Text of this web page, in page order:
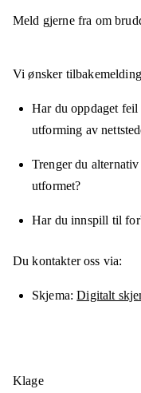
Meld gjerne fra om
Vi ønsker
Har du oppdaget
utforming av
Trenger du
utformet?
Har du innspill til
Du kontakter oss via:
Skjema Digitalt
Klage